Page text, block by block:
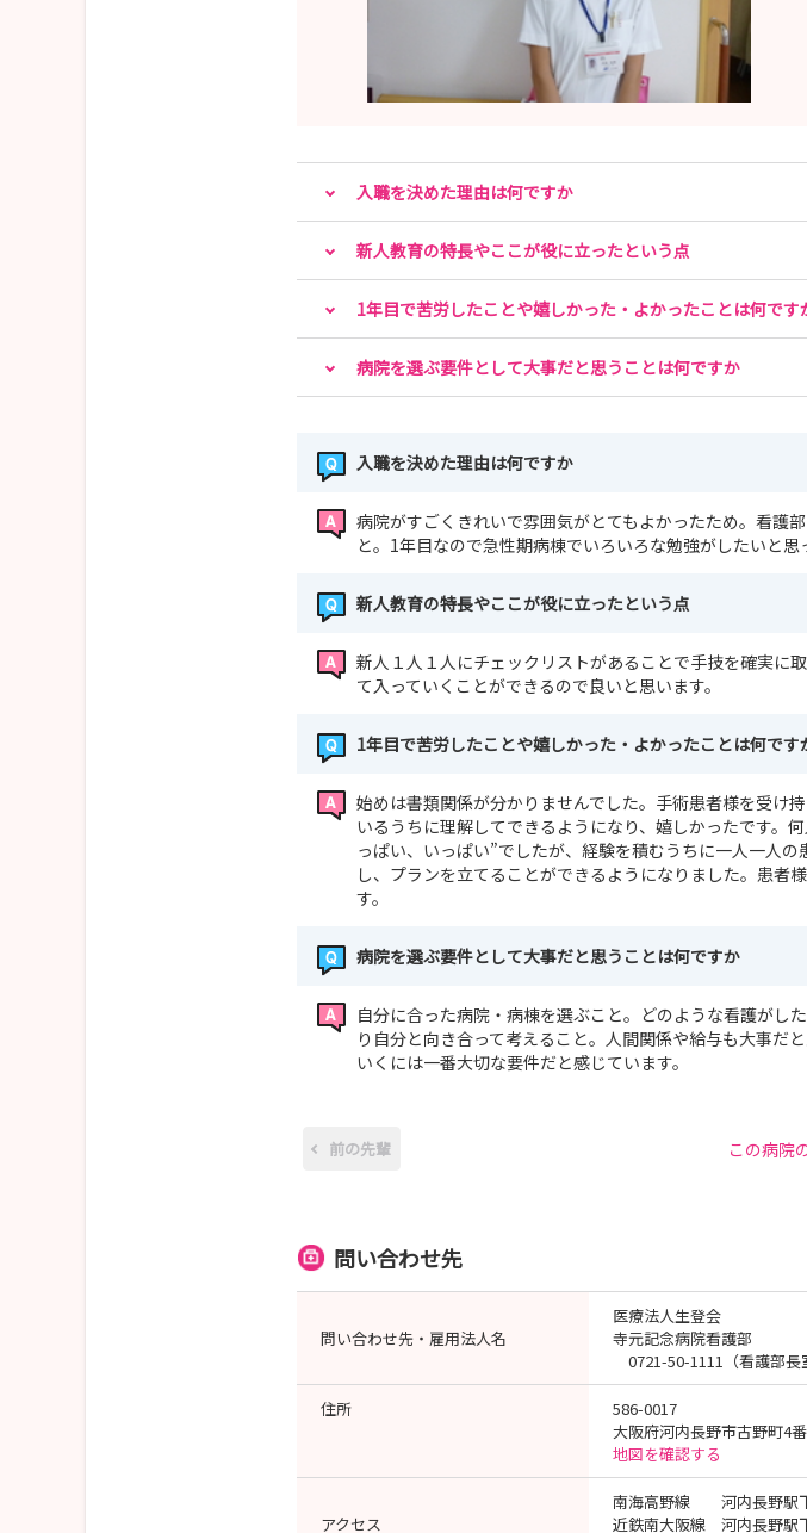
入職を決めた理由は何ですか
新人教育の特長やここが役に立ったという点
1年目で苦労したことや嬉しかった・よかったことは何です
病院を選ぶ要件として大事だと思うことは何ですか
入職を決めた理由は何ですか
病院がすごくきれいで雰囲気がとてもよかったため。看護
と。1年目なので急性期病棟でいろいろな勉強がしたいと思
新人教育の特長やここが役に立ったという点
新人１人１人にチェックリストがあることで手技を確実に
て入っていくことができるので良いと思います。
1年目で苦労したことや嬉しかった・よかったことは何です
始めは書類関係が分かりませんでした。手術患者様を受け
いるうちに理解してできるようになり、嬉しかったです。
っぱい、いっぱい”でしたが、経験を積むうちに一人一人
し、プランを立てることができるようになりました。患者
す。
病院を選ぶ要件として大事だと思うことは何ですか
自分に合った病院・病棟を選ぶこと。どのような看護がし
り自分と向き合って考えること。人間関係や給与も大事だ
いくには一番大切な要件だと感じています。
前の先輩 この病院
問い合わせ先
問い合わせ先・雇用法人名
医療法人生登会
寺元記念病院看護部
0721-50-1111（看護部長
住所
586-0017
大阪府河内長野市古野町4
地図を確認する
アクセス
南海高野線 河内長野駅
近鉄南大阪線 河内長野駅